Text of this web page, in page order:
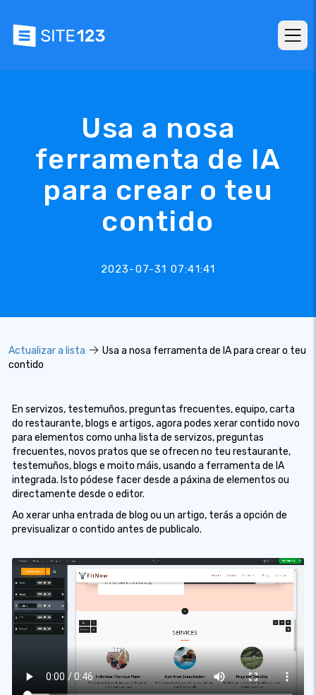
Usa a nosa
ferramenta de IA
para crear o teu
contido
2023-07-31 07:41:41
Actualizar a lista
Usa a nosa ferramenta de IA para crear o teu
contido
En servizos, testemuños, preguntas frecuentes, equipo, carta
do restaurante, blogs e artigos, agora podes xerar contido novo
para elementos como unha lista de servizos, preguntas
frecuentes, novos pratos que se ofrecen no teu restaurante,
testemuños, blogs e moito máis, usando a ferramenta de IA
integrada. Isto pódese facer desde a páxina de elementos ou
directamente desde o editor.
Ao xerar unha entrada de blog ou un artigo, terás a opción de
previsualizar o contido antes de publicalo.